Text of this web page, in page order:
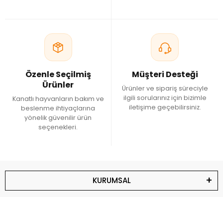
Özenle Seçilmiş
Ürünler
Kanatlı hayvanların bakım ve
beslenme ihtiyaçlarına
yönelik güvenilir ürün
seçenekleri.
Müşteri Desteği
Ürünler ve sipariş süreciyle
ilgili sorularınız için bizimle
iletişime geçebilirsiniz.
KURUMSAL